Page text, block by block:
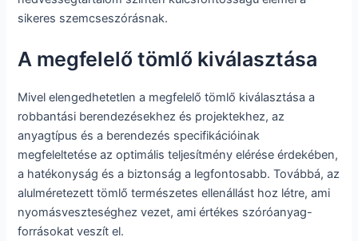
sikeres szemcseszórásnak.
A megfelelő tömlő kiválasztása
Mivel elengedhetetlen a megfelelő tömlő kiválasztása a
robbantási berendezésekhez és projektekhez, az
anyagtípus és a berendezés specifikációinak
megfeleltetése az optimális teljesítmény elérése érdekében,
a hatékonyság és a biztonság a legfontosabb. Továbbá, az
alulméretezett tömlő természetes ellenállást hoz létre, ami
nyomásveszteséghez vezet, ami értékes szóróanyag-
forrásokat veszít el.